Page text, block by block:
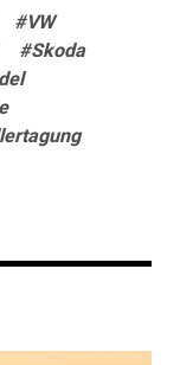
#VW
#Skoda